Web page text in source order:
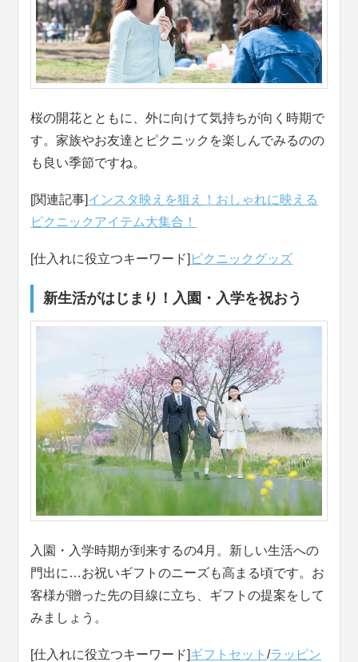
桜の開花とともに、外に向けて気持ちが向く時期で
す。家族やお友達とピクニックを楽しんでみるのの
も良い季節ですね。
[関連記事]インスタ映えを狙え！おしゃれに映える
ピクニックアイテム大集合！
[仕入れに役立つキーワード] ピクニックグッズ
新生活がはじまり！入園・入学を祝おう
入園・入学時期が到来するの4月。新しい生活への
門出に…お祝いギフトのニーズも高まる頃です。お
客様が贈った先の目線に立ち、ギフトの提案をして
みましょう。
[仕入れに役立つキーワード]ギフトセット/ラッピン